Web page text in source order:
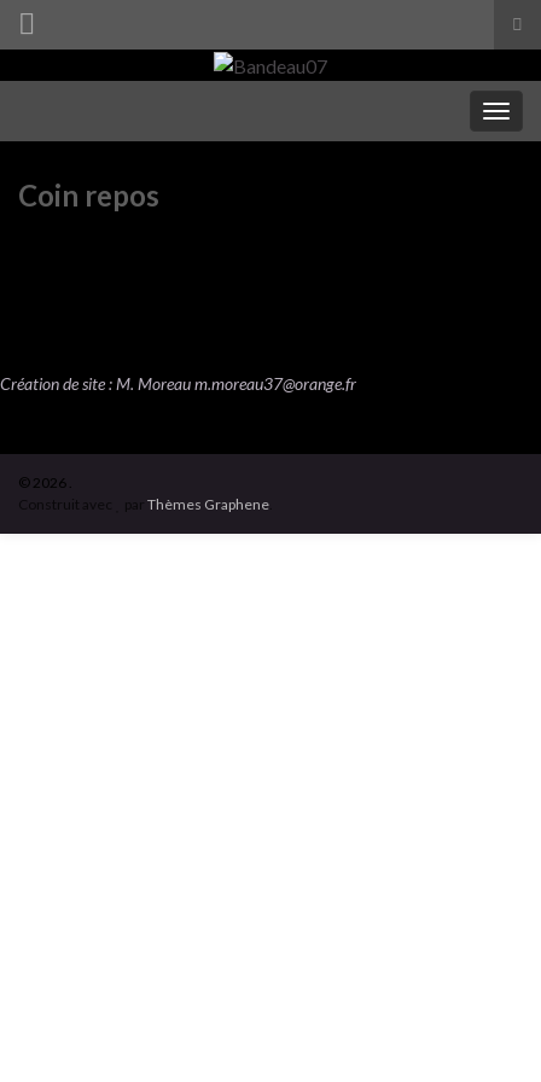
Coin repos
Création de site : M. Moreaum.moreau37@orange.fr
© 2026 .
Construit avec
parThèmes Graphene